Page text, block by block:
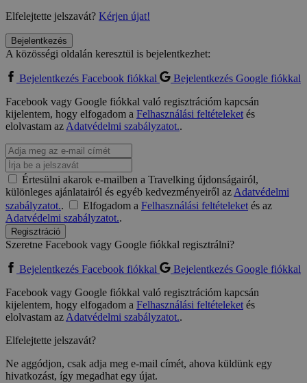
Elfelejtette jelszavát? Kérjen újat!
Bejelentkezés
A közösségi oldalán keresztül is bejelentkezhet:
Bejelentkezés Facebook fiókkal
Bejelentkezés Google fiókkal
Facebook vagy Google fiókkal való regisztrációm kapcsán
kijelentem, hogy elfogadom a Felhasználási feltételeketés
elolvastam azAdatvédelmi szabályzatot..
Értesülni akarok e-mailben a Travelking újdonságairól,
különleges ajánlatairól és egyéb kedvezményeiről azAdatvédelmi
szabályzatot.. Elfogadom a Felhasználási feltételeketés az
Adatvédelmi szabályzatot..
Regisztráció
Szeretne Facebook vagy Google fiókkal regisztrálni?
Bejelentkezés Facebook fiókkal
Bejelentkezés Google fiókkal
Facebook vagy Google fiókkal való regisztrációm kapcsán
kijelentem, hogy elfogadom a Felhasználási feltételeketés
elolvastam azAdatvédelmi szabályzatot..
Elfelejtette jelszavát?
Ne aggódjon, csak adja meg e-mail címét, ahova küldünk egy
hivatkozást, így megadhat egy újat.